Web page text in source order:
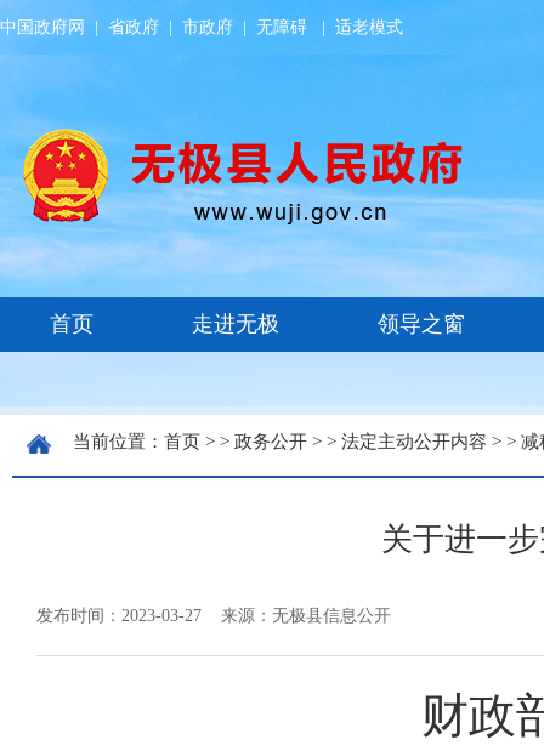
中国政府网 省政府 市政府 无障碍 适老模式
当前位置： 首页 > > 政务公开 > > 法定主动公开内容 > > 减
关于进一
发布时间：2023-03-27 来源：无极县信息公开
财政